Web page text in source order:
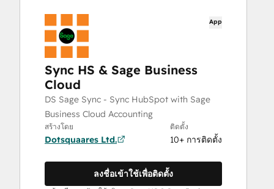
App
Sync HS & Sage Business
Cloud
DS Sage Sync - Sync HubSpot with Sage
Business Cloud Accounting
สร้างโดย
Dotsquaares Ltd.
ติดตั้ง
10+ การติดตั้ง
ลงชื่อเข้าใช้เพื่อติดตั้ง